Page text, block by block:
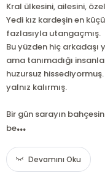
Kral ülkesini, ailesini,
Yedi kız kardeşin en
fazlasıyla utangaçmış.
Bu yüzden hiç arkadaşı
ama tanımadığı
huzursuz
yalnız kalırmış.
Bir gün sarayın
be...
Devamını Oku